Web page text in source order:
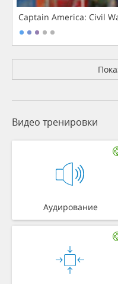
Captain America: Civil
Видео тренировки
Аудирование